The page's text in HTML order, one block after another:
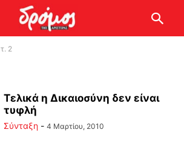
τ. 2
Τελικά η Δικαιοσύνη δεν είναι
τυφλή
Σύνταξη - 4 Μαρτίου, 2010